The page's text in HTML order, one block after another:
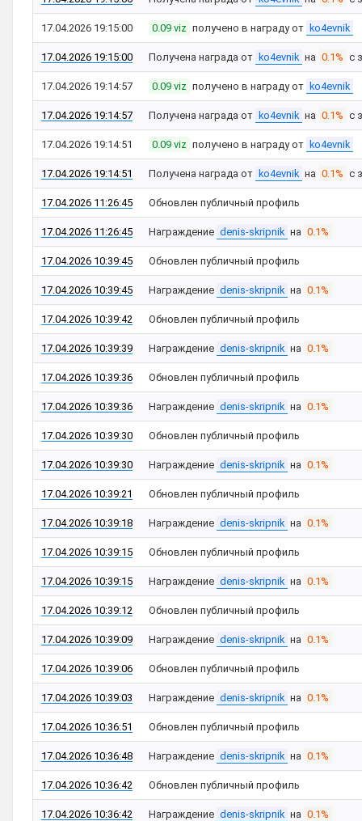
17.04.2026 19:15:00 0.09 viz получено в награду от ko4evnik
17.04.2026 19:15:00 Получена награда от ko4evnik на 0.1% с
17.04.2026 19:14:57 0.09 viz получено в награду от ko4evnik
17.04.2026 19:14:57 Получена награда от ko4evnik на 0.1% с
17.04.2026 19:14:51 0.09 viz получено в награду от ko4evnik
17.04.2026 19:14:51 Получена награда от ko4evnik на 0.1% с
17.04.2026 11:26:45 Обновлен публичный профиль
17.04.2026 11:26:45 Награждение denis-skripnik на 0.1%
17.04.2026 10:39:45 Обновлен публичный профиль
17.04.2026 10:39:45 Награждение denis-skripnik на 0.1%
17.04.2026 10:39:42 Обновлен публичный профиль
17.04.2026 10:39:39 Награждение denis-skripnik на 0.1%
17.04.2026 10:39:36 Обновлен публичный профиль
17.04.2026 10:39:36 Награждение denis-skripnik на 0.1%
17.04.2026 10:39:30 Обновлен публичный профиль
17.04.2026 10:39:30 Награждение denis-skripnik на 0.1%
17.04.2026 10:39:21 Обновлен публичный профиль
17.04.2026 10:39:18 Награждение denis-skripnik на 0.1%
17.04.2026 10:39:15 Обновлен публичный профиль
17.04.2026 10:39:15 Награждение denis-skripnik на 0.1%
17.04.2026 10:39:12 Обновлен публичный профиль
17.04.2026 10:39:09 Награждение denis-skripnik на 0.1%
17.04.2026 10:39:06 Обновлен публичный профиль
17.04.2026 10:39:03 Награждение denis-skripnik на 0.1%
17.04.2026 10:36:51 Обновлен публичный профиль
17.04.2026 10:36:48 Награждение denis-skripnik на 0.1%
17.04.2026 10:36:42 Обновлен публичный профиль
17.04.2026 10:36:42 Награждение denis-skripnik на 0.1%